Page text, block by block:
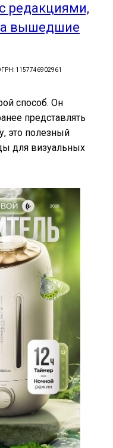
редакциями,
вышедшие
1157746902961
способ. Он
представлять
это полезный
для визуальных